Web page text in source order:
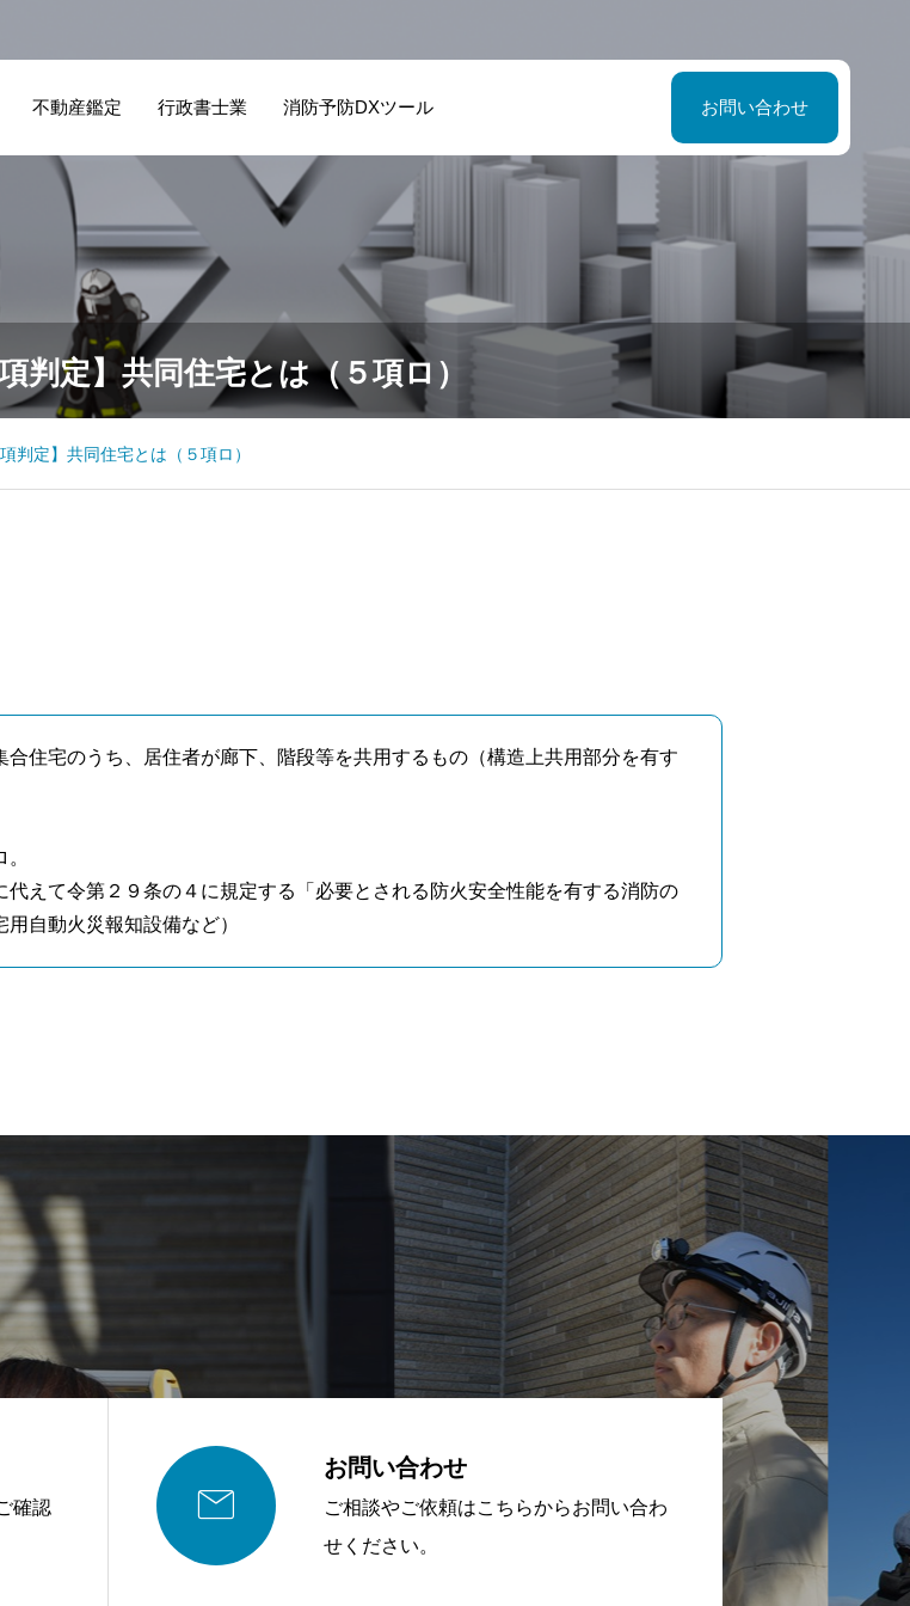
不動産鑑定 行政書士業 消防予防DXツール お問い合わせ
判定】共同住宅とは（５項ロ）
判定】共同住宅とは（５項ロ）
住宅のうち、居住者が廊下、階段等を共用するもの（構造上共用部分を有す
えて令第２９条の４に規定する「必要とされる防火安全性能を有する消防の
自動火災報知設備など）
確認

お問い合わせ
ご相談やご依頼はこちらからお問い合わ
せください。